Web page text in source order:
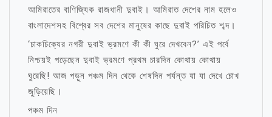
আমিরাতের বাণিজ্যিক রাজধানী দুবাই। আমিরাত দেশের নাম হলেও
বাংলাদেশসহ বিশ্বের সব দেশের মানুষের কাছে দুবাই পরিচিত শব্দ।
‘চাকচিক্যের নগরী দুবাই ভ্রমণে কী কী ঘুরে দেখবেন?’ এই পর্বে
নিশ্চয়ই পড়েছেন দুবাই ভ্রমণে প্রথম চারদিন কোথায় কোথায়
ঘুরেছি! আজ পড়ুন পঞ্চম দিন থেকে শেষদিন পর্যন্ত যা যা দেখে চোখ
জুড়িয়েছি।
পঞ্চম দিন